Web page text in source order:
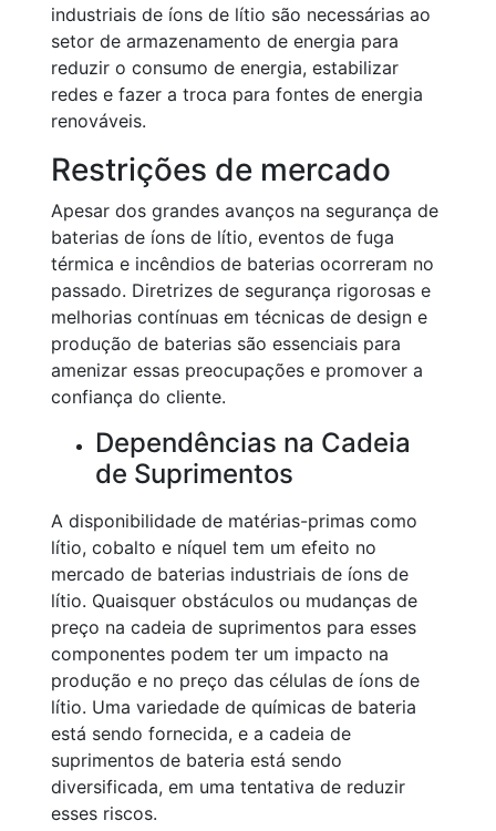
industriais de íons de lítio são necessárias ao
setor de armazenamento de energia para
reduzir o consumo de energia, estabilizar
redes e fazer a troca para fontes de energia
renováveis.
Restrições de mercado
Apesar dos grandes avanços na segurança de
baterias de íons de lítio, eventos de fuga
térmica e incêndios de baterias ocorreram no
passado. Diretrizes de segurança rigorosas e
melhorias contínuas em técnicas de design e
produção de baterias são essenciais para
amenizar essas preocupações e promover a
confiança do cliente.
Dependências na Cadeia
de Suprimentos
A disponibilidade de matérias-primas como
lítio, cobalto e níquel tem um efeito no
mercado de baterias industriais de íons de
lítio. Quaisquer obstáculos ou mudanças de
preço na cadeia de suprimentos para esses
componentes podem ter um impacto na
produção e no preço das células de íons de
lítio. Uma variedade de químicas de bateria
está sendo fornecida, e a cadeia de
suprimentos de bateria está sendo
diversificada, em uma tentativa de reduzir
esses riscos.